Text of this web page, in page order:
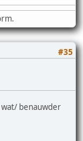
#35
benauwder